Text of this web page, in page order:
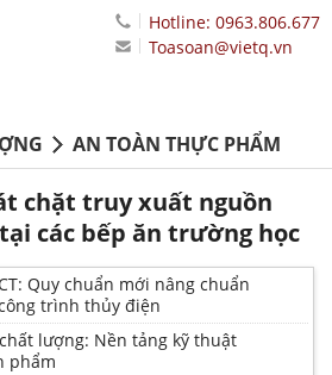
Hotline: 0963.806.677
Toasoan@vietq.vn
AN TOÀN THỰC PHẨM
chặt truy xuất nguồn
các bếp ăn trường học
Quy chuẩn mới nâng chuẩn
trình thủy điện
lượng: Nền tảng kỹ thuật
phẩm